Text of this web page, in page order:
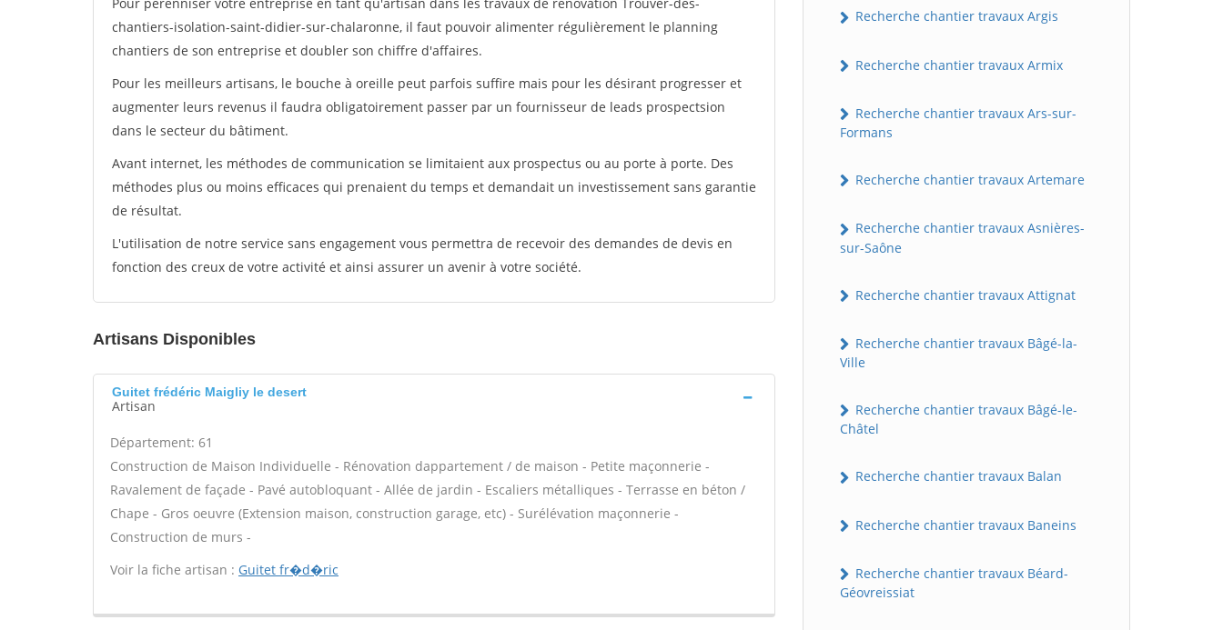
chantiers-isolation-saint-didier-sur-chalaronne, il faut pouvoir alimenter régulièrement le planning
chantiers de son entreprise et doubler son chiffre d'affaires.
Pour les meilleurs artisans, le bouche à oreille peut parfois suffire mais pour les désirant progresser et
augmenter leurs revenus il faudra obligatoirement passer par un fournisseur de leads prospectsion
dans le secteur du bâtiment.
Avant internet, les méthodes de communication se limitaient aux prospectus ou au porte à porte. Des
méthodes plus ou moins efficaces qui prenaient du temps et demandait un investissement sans garantie
de résultat.
L'utilisation de notre service sans engagement vous permettra de recevoir des demandes de devis en
fonction des creux de votre activité et ainsi assurer un avenir à votre société.
Artisans Disponibles
Guitet frédéric Maigliy le desert
Artisan
Département: 61
Construction de Maison Individuelle - Rénovation dappartement / de maison - Petite maçonnerie -
Ravalement de façade - Pavé autobloquant - Allée de jardin - Escaliers métalliques - Terrasse en béton /
Chape - Gros oeuvre (Extension maison, construction garage, etc) - Surélévation maçonnerie -
Construction de murs -
Voir la fiche artisan : Guitet fr�d�ric
Recherche chantier travaux Argis
Recherche chantier travaux Armix
Recherche chantier travaux Ars-sur-
Formans
Recherche chantier travaux Artemare
Recherche chantier travaux Asnières-
sur-Saône
Recherche chantier travaux Attignat
Recherche chantier travaux Bâgé-la-
Ville
Recherche chantier travaux Bâgé-le-
Châtel
Recherche chantier travaux Balan
Recherche chantier travaux Baneins
Recherche chantier travaux Béard-
Géovreissiat